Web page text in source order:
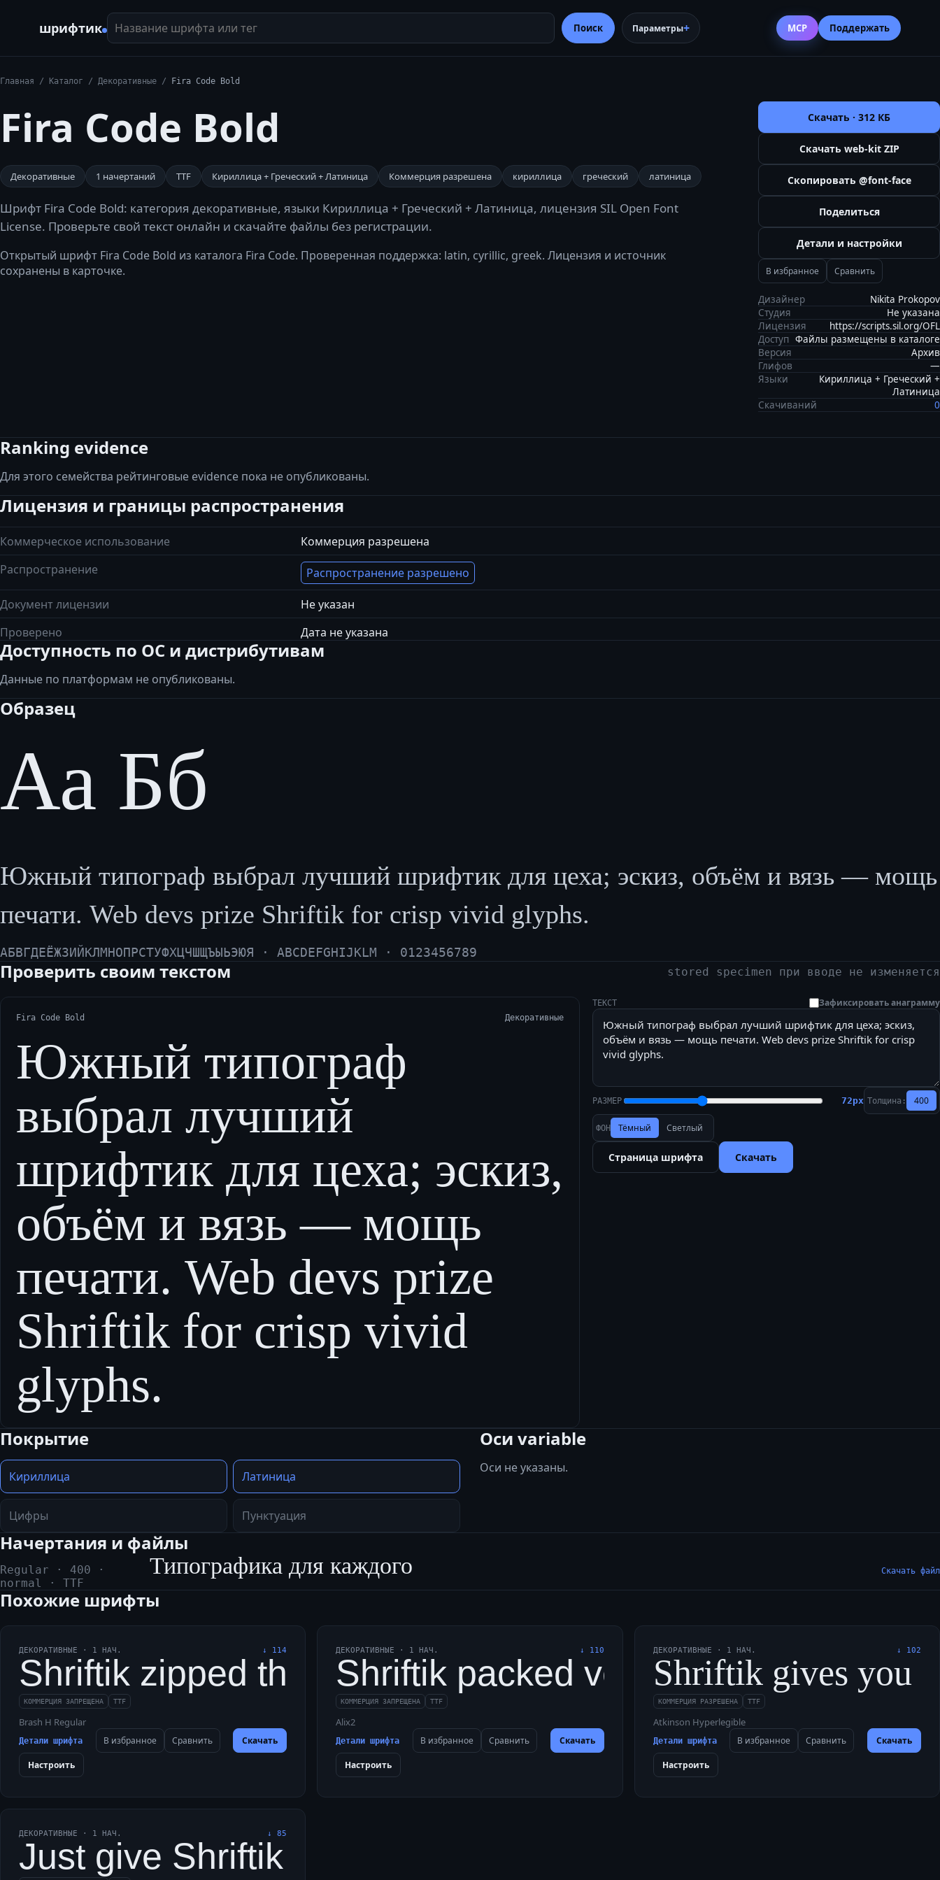
шрифтик Название шрифта или тег
Поиск Параметры MCP Поддержать
Главная / Каталог / Декоративные / Fira Code Bold
Fira Code Bold
Декоративные 1 начертаний TTF Кириллица + Греческий + Латиница Коммерция разрешена кириллица греческий латиница
Шрифт Fira Code Bold: категория декоративные, языки Кириллица + Греческий + Латиница, лицензия SIL Open Font
License. Проверьте свой текст онлайн и скачайте файлы без регистрации.
Открытый шрифт Fira Code Bold из каталога Fira Code. Проверенная поддержка: latin, cyrillic, greek. Лицензия и источник
сохранены в карточке.
Скачать · 312 КБ
Скачать web-kit ZIP
Скопировать @font-face
Поделиться
Детали и настройки
В избранное Сравнить
Дизайнер
Nikita Prokopov
Студия
Не указана
Лицензия
https://scripts.sil.org/OFL
Доступ Файлы размещены в каталоге
Версия
Архив
Глифов
—
Языки
Кириллица + Греческий +
Латиница
Скачиваний
0
Ranking evidence
Для этого семейства рейтинговые evidence пока не опубликованы.
Лицензия и границы распространения
Коммерческое использование
Коммерция разрешена
Распространение
Распространение разрешено
Документ лицензии
Не указан
Проверено
Дата не указана
Доступность по ОС и дистрибутивам
Данные по платформам не опубликованы.
Образец
Аа Бб
Южный типограф выбрал лучший шрифтик для цеха; эскиз, объём и вязь — мощь
печати. Web devs prize Shriftik for crisp vivid glyphs.
АБВГДЕЁЖЗИЙКЛМНОПРСТУФХЦЧШЩЪЫЬЭЮЯ · ABCDEFGHIJKLM · 0123456789
Проверить своим текстом stored specimen при вводе не изменяется
Fira Code Bold Декоративные
Южный типограф
выбрал лучший
шрифтик для цеха; эскиз,
объём и вязь — мощь
печати. Web devs prize
Shriftik for crisp vivid
glyphs.
ТЕКСТ Зафиксировать анаграмму
РАЗМЕР 72px Толщина: 400
ФОН Тёмный Светлый
Страница шрифта Скачать
Покрытие
Кириллица Латиница
Цифры Пунктуация
Оси variable
Оси не указаны.
Начертания и файлы
Regular · 400 ·
normal
· TTF
Типографика для каждого Скачать файл
Похожие шрифты
ДЕКОРАТИВНЫЕ · 1 НАЧ. ↓ 114
Shriftik zipped through a foggy maze with brave quails.
КОММЕРЦИЯ ЗАПРЕЩЕНА TTF
Brash H Regular
Детали шрифта В избранное Сравнить Скачать
Настроить
ДЕКОРАТИВНЫЕ · 1 НАЧ. ↓ 110
Shriftik packed velvet jugs, quartz,
КОММЕРЦИЯ ЗАПРЕЩЕНА TTF
Alix2
Детали шрифта В избранное Сравнить Скачать
Настроить
ДЕКОРАТИВНЫЕ · 1 НАЧ. ↓ 102
Shriftik gives you
КОММЕРЦИЯ РАЗРЕШЕНА TTF
Atkinson Hyperlegible
Детали шрифта В избранное Сравнить Скачать
Настроить
ДЕКОРАТИВНЫЕ · 1 НАЧ. ↓85
Just give Shriftik a vivid web box, plenty of quartz, and a